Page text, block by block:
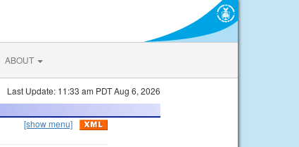
ABOUT
Last Update: 11:33 am PDT Aug 6, 2026
[show menu]